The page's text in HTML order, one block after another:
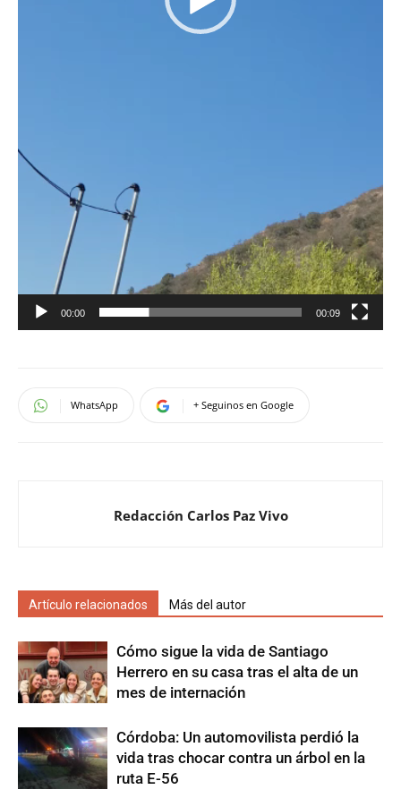
00:00 00:09
WhatsApp + Seguinos en Google
Redacción Carlos Paz Vivo
Artículo relacionados Más del autor
Cómo sigue la vida de Santiago
Herrero en su casa tras el alta de un
mes de internación
Córdoba: Un automovilista perdió la
vida tras chocar contra un árbol en la
ruta E-56